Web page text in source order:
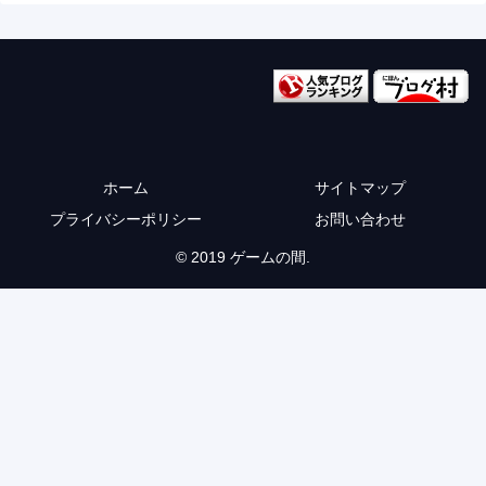
ホーム
サイトマップ
プライバシーポリシー
お問い合わせ
© 2019 ゲームの間.